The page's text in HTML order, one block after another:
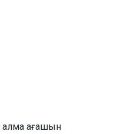
алма ағашын